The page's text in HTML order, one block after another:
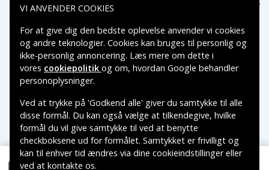
Populære Samsung-covers
Betalingsmuligheder
Leveringsmuligheder
VI ANVENDER COOKIES
For at give dig den bedste oplevelse anvender vi cookies
og andre teknologier. Cookies kan bruges til personlig og
ikke-personlig annoncering. Læs mere om dette i
vores cookiepolitik og om, hvordan Google behandler
personoplysninger.
Ved at trykke på 'Godkend alle' giver du samtykke til alle
disse formål. Du kan også vælge at tilkendegive, hvilke
formål du vil give samtykke til ved at benytte
checkboksene ud for formålet. Samtykket er frivilligt og
kan til enhver tid ændres via dine cookieindstillinger eller
ved at kontakte os.